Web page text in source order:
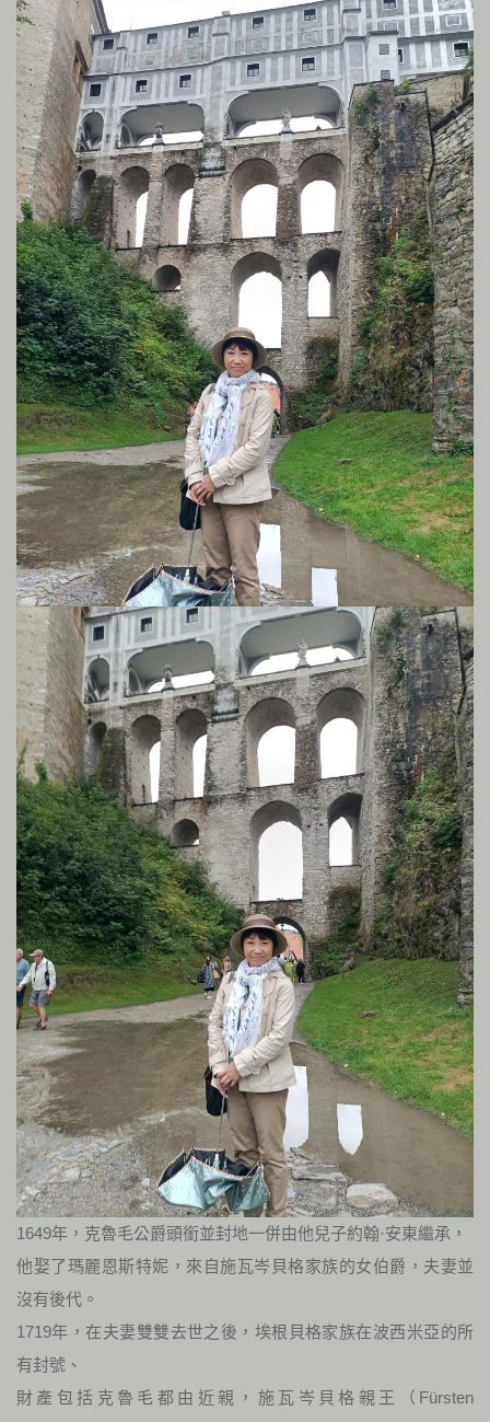
1649年，克魯毛公爵頭銜並封地一併由他兒子約翰·安東繼承，
他娶了瑪麗恩斯特妮，來自施瓦岑貝格家族的女伯爵，夫妻並
沒有後代。
1719年，在夫妻雙雙去世之後，埃根貝格家族在波西米亞的所
有封號、
財產包括克魯毛都由近親，施瓦岑貝格親王（Fürsten